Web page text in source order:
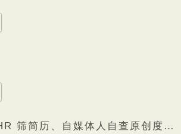
筛简历、自媒体人自查原创度…